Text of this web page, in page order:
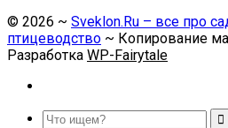
© 2026 ~ Sveklon.Ru – все про
птицеводство ~ Копирование
Разработка WP-Fairytale